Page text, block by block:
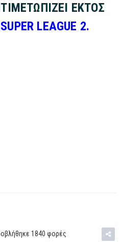
ΕΚΤΟΣ
LEAGUE 2.
1840 φορές